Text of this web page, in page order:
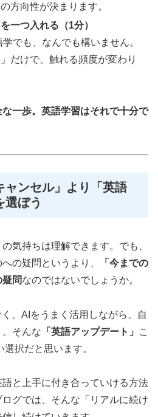
方向性が決まります。
一つ入れる（1分）
でも、なんでも構いません。
だけで、触れる頻度が変わり
一歩。英語学習はそれで十分で
ャンセル」より「英語
選ぼう
気持ちは理解できます。でも、
の疑問というより、
「今までの
問なのではないでしょうか。
、AIをうまく活用しながら、自
そんな 「英語アップデート」
こ
択だと思います。
と上手に付き合っていける方法
グでは、そんな「リアルに続け